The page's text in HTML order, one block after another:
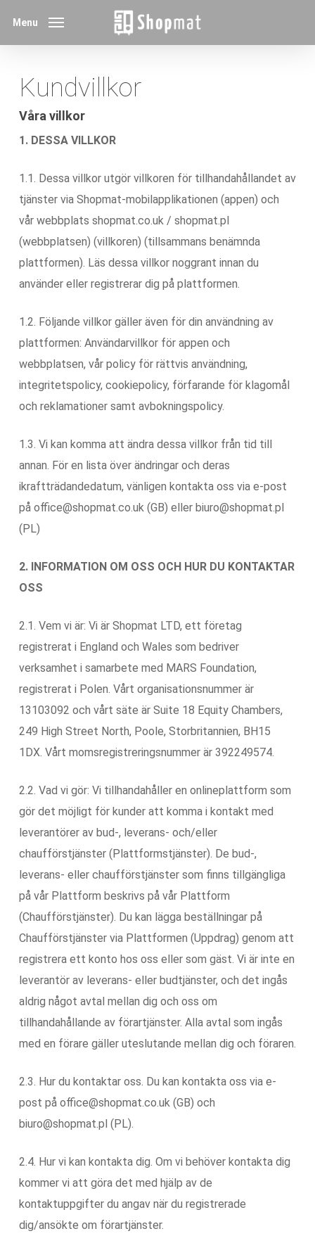
Menu
Kundvillkor
Våra villkor
1. DESSA VILLKOR
1.1. Dessa villkor utgör villkoren för tillhandahållandet av
tjänster via Shopmat-mobilapplikationen (appen) och
vår webbplats shopmat.co.uk / shopmat.pl
(webbplatsen) (villkoren) (tillsammans benämnda
plattformen). Läs dessa villkor noggrant innan du
använder eller registrerar dig på plattformen.
1.2. Följande villkor gäller även för din användning av
plattformen: Användarvillkor för appen och
webbplatsen, vår policy för rättvis användning,
integritetspolicy, cookiepolicy, förfarande för klagomål
och reklamationer samt avbokningspolicy.
1.3. Vi kan komma att ändra dessa villkor från tid till
annan. För en lista över ändringar och deras
ikraftträdandedatum, vänligen kontakta oss via e-post
på office@shopmat.co.uk (GB) eller biuro@shopmat.pl
(PL)
2. INFORMATION OM OSS OCH HUR DU KONTAKTAR
OSS
2.1. Vem vi är: Vi är Shopmat LTD, ett företag
registrerat i England och Wales som bedriver
verksamhet i samarbete med MARS Foundation,
registrerat i Polen. Vårt organisationsnummer är
13103092 och vårt säte är Suite 18 Equity Chambers,
249 High Street North, Poole, Storbritannien, BH15
1DX. Vårt momsregistreringsnummer är 392249574.
2.2. Vad vi gör: Vi tillhandahåller en onlineplattform som
gör det möjligt för kunder att komma i kontakt med
leverantörer av bud-, leverans- och/eller
chaufförstjänster (Plattformstjänster). De bud-,
leverans- eller chaufförstjänster som finns tillgängliga
på vår Plattform beskrivs på vår Plattform
(Chaufförstjänster). Du kan lägga beställningar på
Chaufförstjänster via Plattformen (Uppdrag) genom att
registrera ett konto hos oss eller som gäst. Vi är inte en
leverantör av leverans- eller budtjänster, och det ingås
aldrig något avtal mellan dig och oss om
tillhandahållande av förartjänster. Alla avtal som ingås
med en förare gäller uteslutande mellan dig och föraren.
2.3. Hur du kontaktar oss. Du kan kontakta oss via e-
post på office@shopmat.co.uk (GB) och
biuro@shopmat.pl (PL).
2.4. Hur vi kan kontakta dig. Om vi behöver kontakta dig
kommer vi att göra det med hjälp av de
kontaktuppgifter du angav när du registrerade
dig/ansökte om förartjänster.